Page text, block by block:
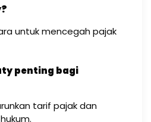
untuk mencegah pajak
penting bagi
tarif pajak dan